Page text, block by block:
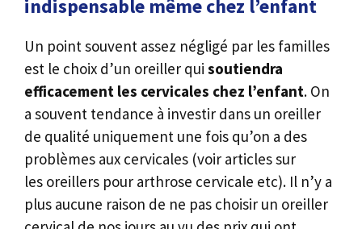
indispensable même chez l’enfant
Un point souvent assez négligé par les familles
est le choix d’un oreiller qui soutiendra
efficacement les cervicales chez l’enfant. On
a souvent tendance à investir dans un oreiller
de qualité uniquement une fois qu’on a des
problèmes aux cervicales (voir articles sur
les oreillers pour arthrose cervicale etc). Il n’y a
plus aucune raison de ne pas choisir un oreiller